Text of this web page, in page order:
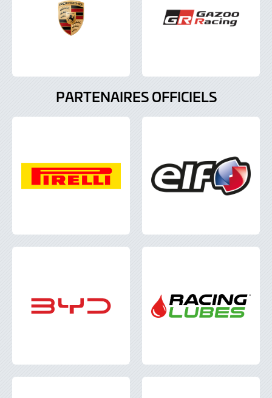
PARTENAIRES OFFICIELS